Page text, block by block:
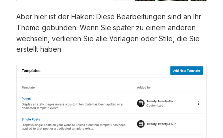
Aber hier ist der Haken: Diese Bearbeitungen sind an Ihr
Theme gebunden. Wenn Sie später zu einem anderen
wechseln, verlieren Sie alle Vorlagen oder Stile, die Sie
erstellt haben.